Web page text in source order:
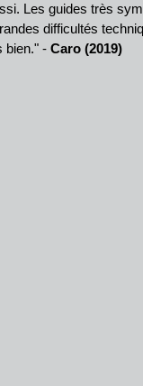
Les guides très
difficultés
bien." - Caro (2019)